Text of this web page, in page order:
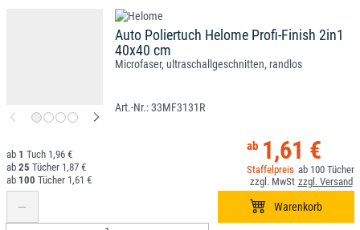
Auto Poliertuch Helome Profi-Finish 2in1
40x40 cm
Microfaser, ultraschallgeschnitten, randlos
33MF3131R
1,61 €
100
1
1,96 €
25
1,87 €
100
1,61 €